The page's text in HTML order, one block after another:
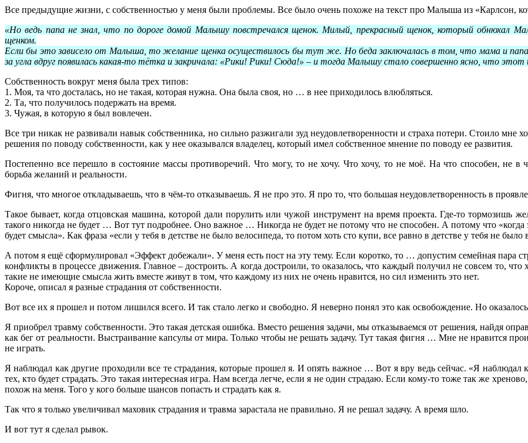
Все предыдущие жизни, с собственностью у меня были проблемы. Все было очень похоже на текст про Малыша из «Карлсон,
«Но ведь папа не знал, что по дороге домой Малышу повстречался щенок. Милый, прекрасный щенок, который обнюхал
щенком.
Если бы это зависело от Малыша, то желание щенка осуществилось бы тут же. Но беда заключалась в том, что мама и
за угла вдруг появилась какая-то тётка и закричала: «Рики! Рики! Сюда!» – и тогда Малышу стало совершенно ясно, что
Собственность вокруг меня была трех типов:
1. Моя, та что досталась, но не такая, которая нужна. Она была своя, но … в нее приходилось влюбляться.
2. Та, что получилось подержать на время.
3. Чужая, в которую я был вовлечен.
Все три никак не развивали навык собственника, но сильно разжигали зуд неудовлетворенности и страха потери. Стоило мне
решения по поводу собственности, как у нее оказывался владелец, который имел собственное мнение по поводу ее развития.
Постепенно все перешло в состояние массы противоречий. Что могу, то не хочу. Что хочу, то не моё. На что способен, не в
борьба желаний и реальности.
Фигня, что многое откладываешь, что в чём-то отказываешь. Я не про это. Я про то, что большая неудовлетворенность в
Такое бывает, когда отцовская машина, которой дали порулить или чужой инструмент на время проекта. Где-то тормозишь
такого никогда не будет … Вот тут подробнее. Оно важное … Никогда не будет не потому что не способен. А потому что «когда
будет смысла». Как фраза «если у тебя в детстве не было велосипеда, то потом хоть сто купи, все равно в детстве у тебя не
А потом я ещё сформулировал «Эффект добежали». У меня есть пост на эту тему. Если коротко, то … допустим семейная пара
конфликты в процессе движения. Главное – достроить. А когда достроили, то оказалось, что каждый получил не совсем то,
такие не имеющие смысла жить вместе живут в том, что каждому из них не очень нравится, но сил изменить это нет.
Короче, описал я разные страдания от собственности.
Вот все их я прошел и потом лишился всего. И так стало легко и свободно. Я неверно понял это как освобождение. Но
Я приобрел травму собственности. Это такая детская ошибка. Вместо решения задачи, мы отказываемся от решения, найдя
как бег от реальности. Выстраивание капсулы от мира. Только чтобы не решать задачу. Тут такая фигня … Мне не нравится
не играть.
Я наблюдал как другие проходили все те страдания, которые прошел я. И опять важное … Вот я вру ведь сейчас. «Я
тех, кто будет страдать. Это такая интересная игра. Нам всегда легче, если я не один страдаю. Если кому-то тоже так же
похож на меня. Того у кого больше шансов попасть и страдать как я.
Так что я только увеличивал маховик страдания и травма зарастала не правильно. Я не решал задачу. А время шло.
И вот тут я сделал рывок.